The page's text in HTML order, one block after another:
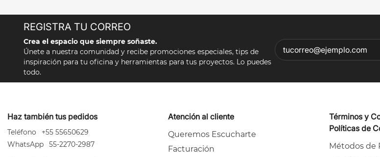
REGISTRA TU CORREO
Crea el espacio que siempre soñaste.
Únete a nuestra comunidad y recibe promociones especiales, tips de
inspiración para tu oficina y herramientas para tus proyectos. Lo puedes
todo.
Haz también tus pedidos
Teléfono
+55 55650629
WhatsApp
55-2270-2987
Atención al cliente
Queremos Escucharte
Facturación
Términos y
Políticas de
Métodos de